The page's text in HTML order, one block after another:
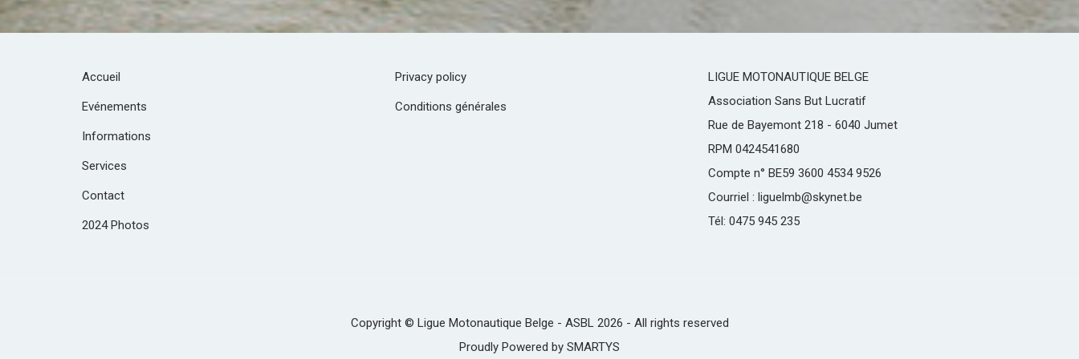
Accueil
Evénements
Informations
Services
Contact
2024 Photos
Privacy policy
Conditions générales
LIGUE MOTONAUTIQUE BELGE
Association Sans But Lucratif
Rue de Bayemont 218 - 6040 Jumet
RPM 0424541680
Compte n° BE59 3600 4534 9526
Courriel : liguelmb@skynet.be
Tél: 0475 945 235
Copyright © Ligue Motonautique Belge - ASBL 2026 - All rights reserved
Proudly Powered by SMARTYS